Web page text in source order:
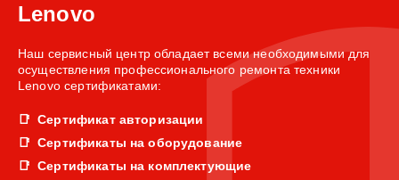
Lenovo
Наш сервисный центр обладает всеми необходимыми для
осуществления профессионального ремонта техники
Lenovo сертификатами:
Сертификат авторизации
Сертификаты на оборудование
Сертификаты на комплектующие